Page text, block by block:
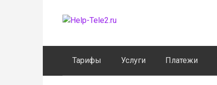
Тарифы Услуги Платежи